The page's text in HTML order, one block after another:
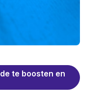
te boosten en